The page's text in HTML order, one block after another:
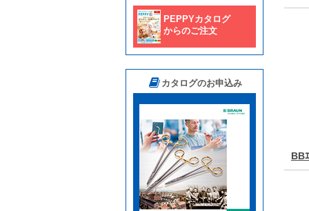
PEPPYカタログ
からのご注文
カタログのお申込み
BB